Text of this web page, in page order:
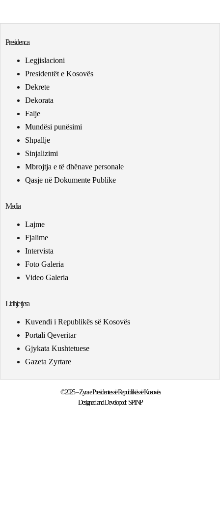
Presidenca
Legjislacioni
Presidentët e Kosovës
Dekrete
Dekorata
Falje
Mundësi punësimi
Shpallje
Sinjalizimi
Mbrojtja e të dhënave personale
Qasje në Dokumente Publike
Media
Lajme
Fjalime
Intervista
Foto Galeria
Video Galeria
Lidhje tjera
Kuvendi i Republikës së Kosovës
Portali Qeveritar
Gjykata Kushtetuese
Gazeta Zyrtare
©2025 – Zyra e Presidentes së Republikës së Kosovës
Designed and Developed: SPINP